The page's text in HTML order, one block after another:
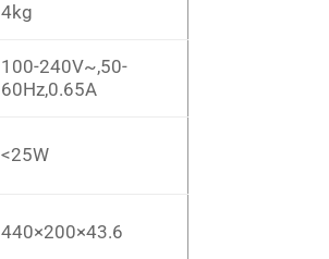
4kg
100-240V~,50-
60Hz,0.65A
<25W
440×200×43.6